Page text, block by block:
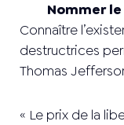
Nommer
Connaître
destructrices
Thomas
« Le prix de la